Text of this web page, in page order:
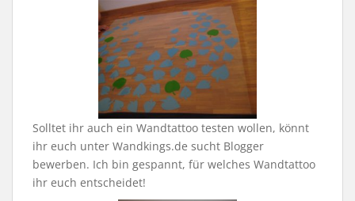
Solltet ihr auch ein Wandtattoo testen wollen, könnt
ihr euch unter Wandkings.de sucht Blogger
bewerben. Ich bin gespannt, für welches Wandtattoo
ihr euch entscheidet!